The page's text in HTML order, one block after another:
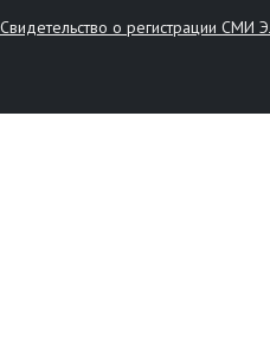
Свидетельство о регистрации